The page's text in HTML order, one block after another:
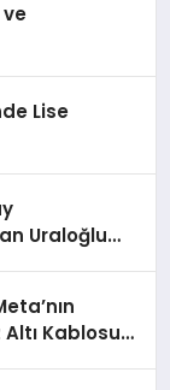
Lise
Uraloğlu
Altı Kablosu